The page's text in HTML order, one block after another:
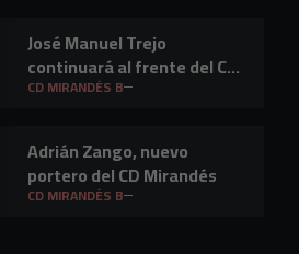
José Manuel Trejo
continuará al frente del CD
Mirandés B
CD MIRANDÉS B
Adrián Zango, nuevo
portero del CD Mirandés
CD MIRANDÉS B